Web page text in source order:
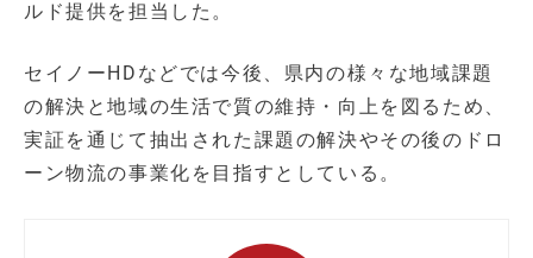
ルド提供を担当した。
セイノーHDなどでは今後、県内の様々な地域課題
の解決と地域の生活で質の維持・向上を図るため、
実証を通じて抽出された課題の解決やその後のドロ
ーン物流の事業化を目指すとしている。